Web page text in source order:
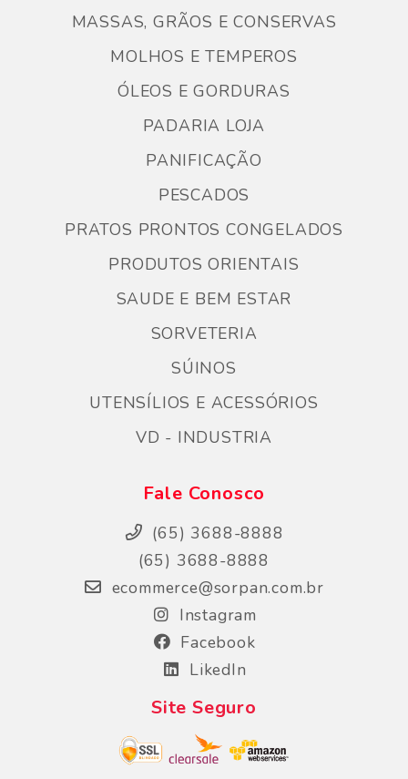
MASSAS, GRÃOS E CONSERVAS
MOLHOS E TEMPEROS
ÓLEOS E GORDURAS
PADARIA LOJA
PANIFICAÇÃO
PESCADOS
PRATOS PRONTOS CONGELADOS
PRODUTOS ORIENTAIS
SAUDE E BEM ESTAR
SORVETERIA
SÚINOS
UTENSÍLIOS E ACESSÓRIOS
VD - INDUSTRIA
Fale Conosco
(65) 3688-8888
(65) 3688-8888
ecommerce@sorpan.com.br
Instagram
Facebook
LikedIn
Site Seguro